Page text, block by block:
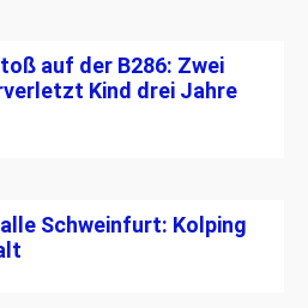
auf der B286: Zwei
Kind drei Jahre
Schweinfurt: Kolping